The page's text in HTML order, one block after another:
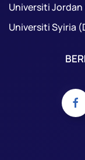
Universiti Jordan
Universiti Syiria